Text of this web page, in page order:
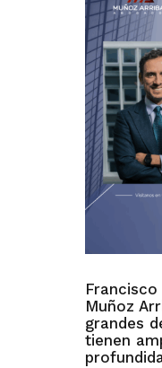
Muñoz
grandes
tienen